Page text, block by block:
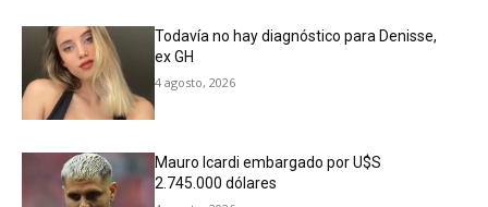
Todavía no hay diagnóstico para Denisse,
ex GH
4 agosto, 2026
Mauro Icardi embargado por U$S
2.745.000 dólares